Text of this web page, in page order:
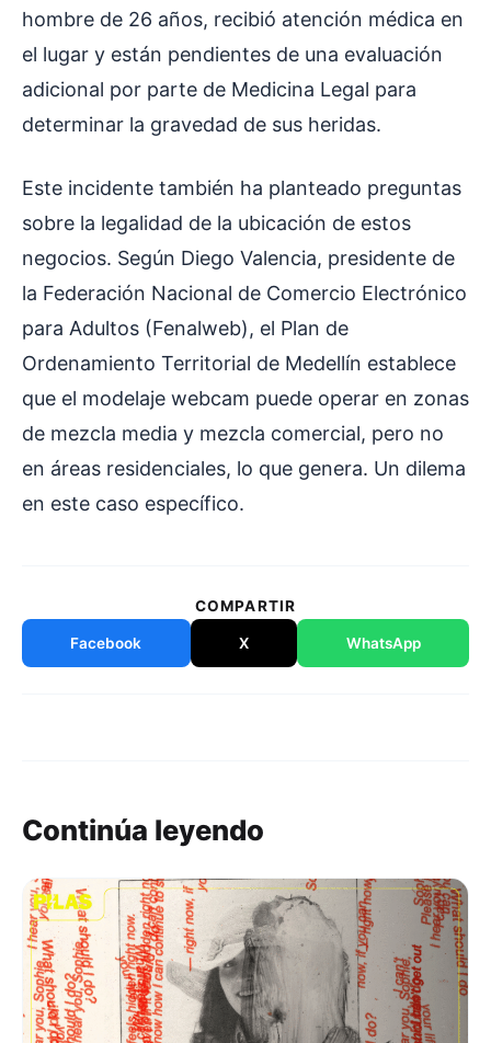
hombre de 26 años, recibió atención médica en
el lugar y están pendientes de una evaluación
adicional por parte de Medicina Legal para
determinar la gravedad de sus heridas.
Este incidente también ha planteado preguntas
sobre la legalidad de la ubicación de estos
negocios. Según Diego Valencia, presidente de
la Federación Nacional de Comercio Electrónico
para Adultos (Fenalweb), el Plan de
Ordenamiento Territorial de Medellín establece
que el modelaje webcam puede operar en zonas
de mezcla media y mezcla comercial, pero no
en áreas residenciales, lo que genera. Un dilema
en este caso específico.
COMPARTIR
Facebook X WhatsApp
Continúa leyendo